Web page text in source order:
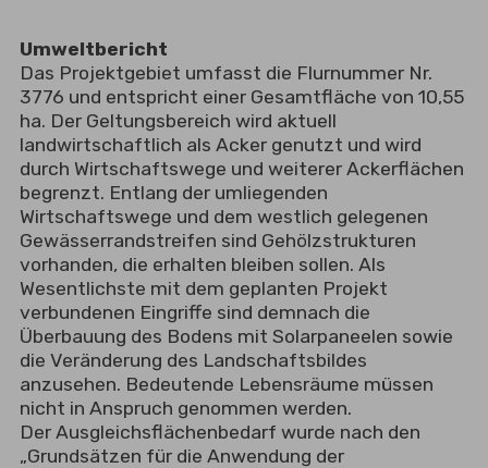
Umweltbericht
Das Projektgebiet umfasst die Flurnummer Nr.
3776 und entspricht einer Gesamtfläche von 10,55
ha. Der Geltungsbereich wird aktuell
landwirtschaftlich als Acker genutzt und wird
durch Wirtschaftswege und weiterer Ackerflächen
begrenzt. Entlang der umliegenden
Wirtschaftswege und dem westlich gelegenen
Gewässerrandstreifen sind Gehölzstrukturen
vorhanden, die erhalten bleiben sollen. Als
Wesentlichste mit dem geplanten Projekt
verbundenen Eingriffe sind demnach die
Überbauung des Bodens mit Solarpaneelen sowie
die Veränderung des Landschaftsbildes
anzusehen. Bedeutende Lebensräume müssen
nicht in Anspruch genommen werden.
Der Ausgleichsflächenbedarf wurde nach den
„Grundsätzen für die Anwendung der